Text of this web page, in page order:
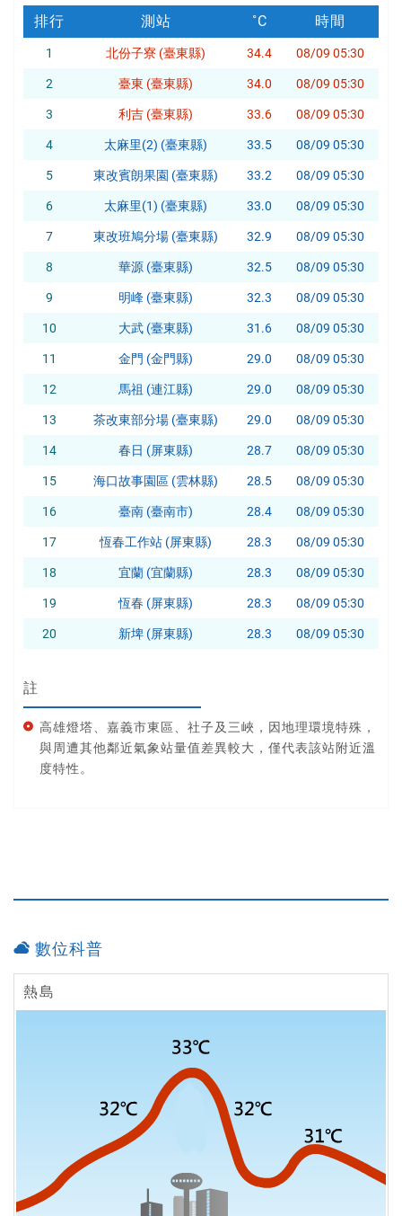
排行 測站 時間
1 北份子寮 (臺東縣) 34.4 08/09 05:30
2 臺東 (臺東縣) 34.0 08/09 05:30
3 利吉 (臺東縣) 33.6 08/09 05:30
4 太麻里(2) (臺東縣) 33.5 08/09 05:30
5 東改賓朗果園 (臺東縣) 33.2 08/09 05:30
6 太麻里(1) (臺東縣) 33.0 08/09 05:30
7 東改班鳩分場 (臺東縣) 32.9 08/09 05:30
8 華源 (臺東縣) 32.5 08/09 05:30
9 明峰 (臺東縣) 32.3 08/09 05:30
10 大武 (臺東縣) 31.6 08/09 05:30
11 金門 (金門縣) 29.0 08/09 05:30
12 馬祖 (連江縣) 29.0 08/09 05:30
13 茶改東部分場 (臺東縣) 29.0 08/09 05:30
14 春日 (屏東縣) 28.7 08/09 05:30
15 海口故事園區 (雲林縣) 28.5 08/09 05:30
16 臺南 (臺南市) 28.4 08/09 05:30
17 恆春工作站 (屏東縣) 28.3 08/09 05:30
18 宜蘭 (宜蘭縣) 28.3 08/09 05:30
19 恆春 (屏東縣) 28.3 08/09 05:30
20 新埤 (屏東縣) 28.3 08/09 05:30
註
高雄燈塔、嘉義市東區、社子及三峽，因地理環境特殊，
與周遭其他鄰近氣象站量值差異較大，僅代表該站附近溫
度特性。
數位科普
熱島